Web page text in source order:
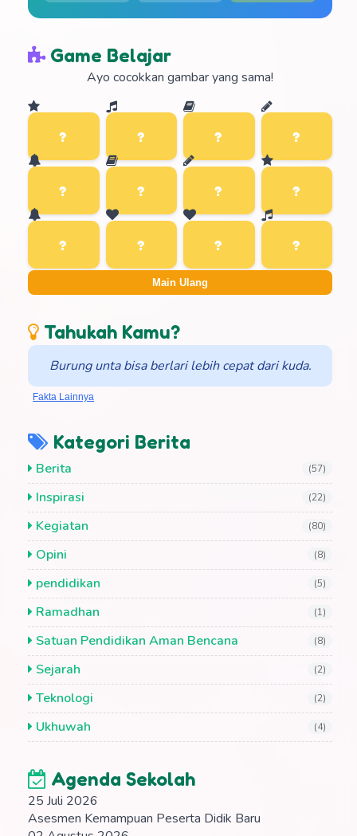
Game Belajar
Ayo cocokkan gambar yang sama!
Main Ulang
Tahukah Kamu?
Burung unta bisa berlari lebih cepat dari kuda.
Fakta Lainnya
Kategori Berita
Berita (57)
Inspirasi (22)
Kegiatan (80)
Opini (8)
pendidikan (5)
Ramadhan (1)
Satuan Pendidikan Aman Bencana (8)
Sejarah (2)
Teknologi (2)
Ukhuwah (4)
Agenda Sekolah
25 Juli 2026
Asesmen Kemampuan Peserta Didik Baru